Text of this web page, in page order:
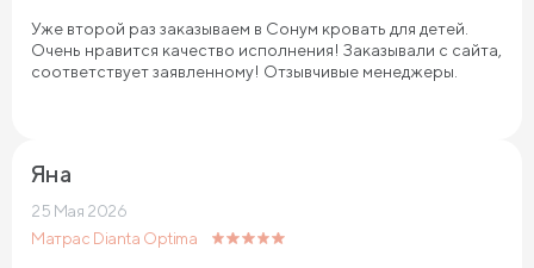
Уже второй раз заказываем в Сонум кровать для детей.
Очень нравится качество исполнения! Заказывали с сайта,
соответствует заявленному! Отзывчивые менеджеры.
Яна
Матрас Dianta Optima
25 Мая 2026